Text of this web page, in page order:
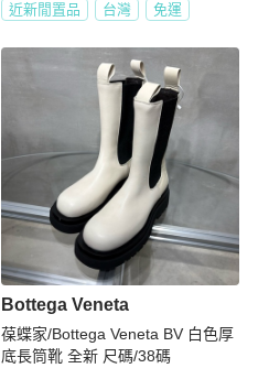
近新閒置品 台灣 免運
Bottega Veneta
葆蝶家/Bottega Veneta BV 白色厚
底長筒靴 全新 尺碼/38碼